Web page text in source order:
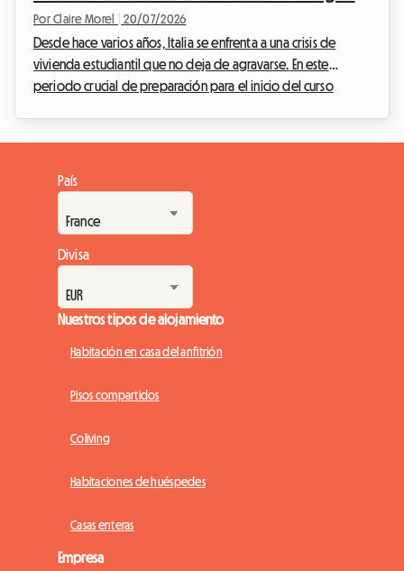
a clases de los estudiantes italianos
Por Claire Morel 20/07/2026
Desde hace varios años, Italia se enfrenta a una crisis de
vivienda estudiantil que no deja de agravarse. En este
periodo crucial de preparación para el inicio del curso
metrópolis universitarias del país. Las tiendas de campaña
plantadas frente a las prestigiosas universidades de Milán,
Roma o Bolonia ya no son simples ac...
País
Divisa
Nuestros tipos de alojamiento
Habitación en casa del anfitrión
Pisos compartidos
Coliving
Habitaciones de huéspedes
Casas enteras
Empresa